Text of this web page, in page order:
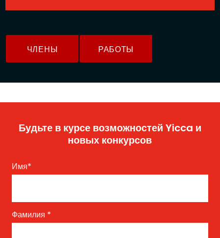
ЧЛЕНЫ РАБОТЫ
Будьте в курсе возможностей Yicca и
новых конкурсов
Имя*
Фамилия *